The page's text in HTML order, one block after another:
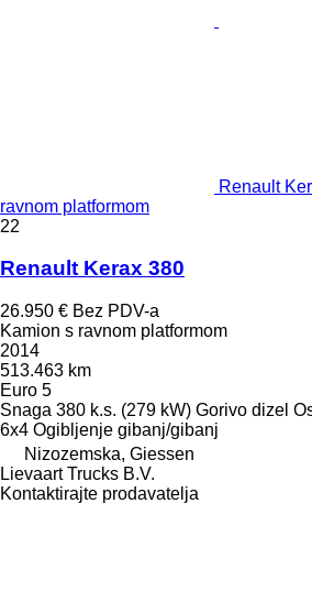
Renault
ravnom platformom
22
Renault Kerax 380
26.950 € Bez PDV-a
Kamion s ravnom platformom
2014
513.463 km
Euro 5
Snaga 380 k.s. (279 kW) Gorivo dizel
6x4 Ogibljenje gibanj/gibanj
Nizozemska, Giessen
Lievaart Trucks B.V.
Kontaktirajte prodavatelja